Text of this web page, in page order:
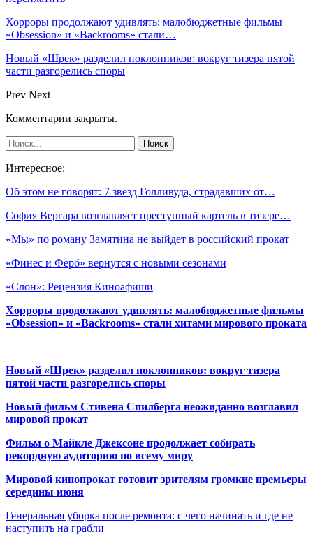
Хорроры продолжают удивлять: малобюджетные фильмы
«Obsession» и «Backrooms» стали…
Новый «Шрек» разделил поклонников: вокруг тизера пятой
части разгорелись споры
Prev Next
Комментарии закрыты.
Интересное:
Об этом не говорят: 7 звезд Голливуда, страдавших от…
София Вергара возглавляет преступный картель в тизере…
«Мы» по роману Замятина не выйдет в российский прокат
«Финес и Ферб» вернутся с новыми сезонами
«Слон»: Рецензия Киноафиши
Хорроры продолжают удивлять: малобюджетные фильмы
«Obsession» и «Backrooms» стали хитами мирового проката
Новый «Шрек» разделил поклонников: вокруг тизера
пятой части разгорелись споры
Новый фильм Стивена Спилберга неожиданно возглавил
мировой прокат
Фильм о Майкле Джексоне продолжает собирать
рекордную аудиторию по всему миру
Мировой кинопрокат готовит зрителям громкие премьеры
середины июня
Генеральная уборка после ремонта: с чего начинать и где не
наступить на грабли